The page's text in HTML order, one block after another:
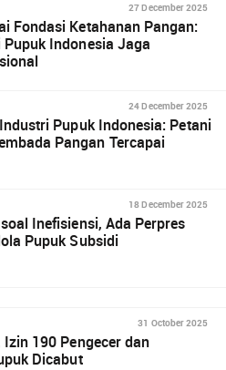
27 December 2025
Fondasi Ketahanan Pangan:
Indonesia Jaga
24 December 2025
Pupuk Indonesia: Petani
Pangan Tercapai
18 December 2025
Inefisiensi, Ada Perpres
Pupuk Subsidi
31 October 2025
Izin 190 Pengecer dan
Dicabut